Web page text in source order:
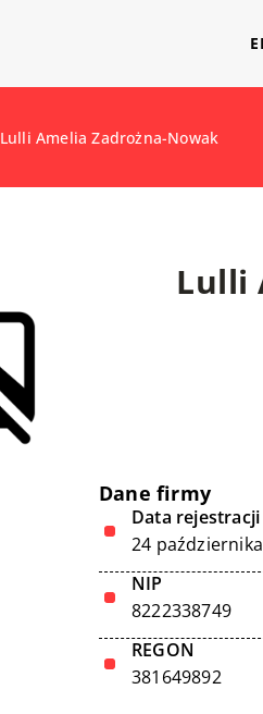
Lulli Amelia Zadrożna-Nowak
Lulli
Dane firmy
Data
24
NIP
8222338749
REGON
381649892